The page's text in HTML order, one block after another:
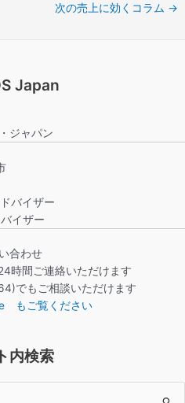
次の売上に効くコラム →
Japan
ジャパン
バイザー
イザー
合わせ
時間ご連絡いただけます
でもご相談いただけます
もご覧ください
内検索